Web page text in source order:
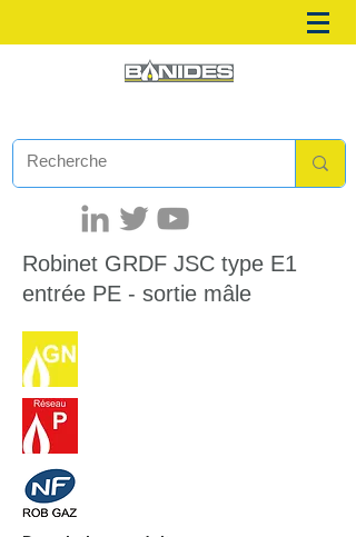
Robinet GRDF JSC type E1
entrée PE - sortie mâle